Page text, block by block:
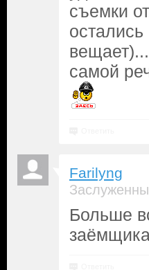
съемки
самой
Farilyng
Больше